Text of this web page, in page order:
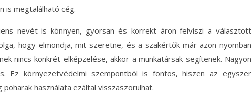
is megtalálható cég.
nevét is könnyen, gyorsan és korrekt áron felviszi a választott
hogy elmondja, mit szeretne, és a szakértők már azon nyomban
nincs konkrét elképzelése, akkor a munkatársak segítenek. Nagyon
Ez környezetvédelmi szempontból is fontos, hiszen az egyszer
használata ezáltal visszaszorulhat.